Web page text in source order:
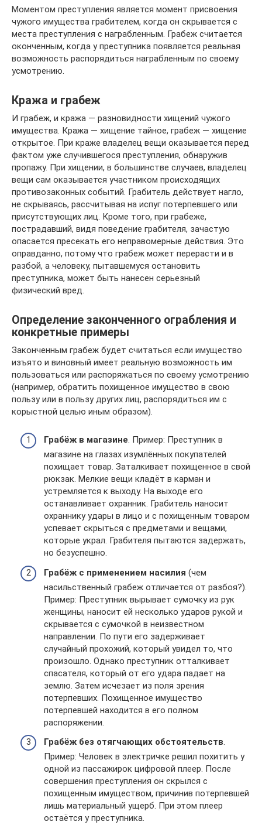
Моментом преступления является момент присвоения
чужого имущества грабителем, когда он скрывается с
места преступления с награбленным. Грабеж считается
оконченным, когда у преступника появляется реальная
возможность распорядиться награбленным по своему
усмотрению.
Кража и грабеж
И грабеж, и кража — разновидности хищений чужого
имущества. Кража — хищение тайное, грабеж — хищение
открытое. При краже владелец вещи оказывается перед
фактом уже случившегося преступления, обнаружив
пропажу. При хищении, в большинстве случаев, владелец
вещи сам оказывается участником происходящих
противозаконных событий. Грабитель действует нагло,
не скрываясь, рассчитывая на испуг потерпевшего или
присутствующих лиц. Кроме того, при грабеже,
пострадавший, видя поведение грабителя, зачастую
опасается пресекать его неправомерные действия. Это
оправданно, потому что грабеж может перерасти и в
разбой, а человеку, пытавшемуся остановить
преступника, может быть нанесен серьезный
физический вред.
Определение законченного ограбления и
конкретные примеры
Законченным грабеж будет считаться если имущество
изъято и виновный имеет реальную возможность им
пользоваться или распоряжаться по своему усмотрению
(например, обратить похищенное имущество в свою
пользу или в пользу других лиц, распорядиться им с
корыстной целью иным образом).
Грабёж в магазине. Пример: Преступник в
магазине на глазах изумлённых покупателей
похищает товар. Заталкивает похищенное в свой
рюкзак. Мелкие вещи кладёт в карман и
устремляется к выходу. На выходе его
останавливает охранник. Грабитель наносит
охраннику удары в лицо и с похищенным товаром
успевает скрыться с предметами и вещами,
которые украл. Грабителя пытаются задержать,
но безуспешно.
Грабёж с применением насилия (чем
насильственный грабеж отличается от разбоя?).
Пример: Преступник вырывает сумочку из рук
женщины, наносит ей несколько ударов рукой и
скрывается с сумочкой в неизвестном
направлении. По пути его задерживает
случайный прохожий, который увидел то, что
произошло. Однако преступник отталкивает
спасателя, который от его удара падает на
землю. Затем исчезает из поля зрения
потерпевших. Похищенное имущество
потерпевшей находится в его полном
распоряжении.
Грабёж без отягчающих обстоятельств.
Пример: Человек в электричке решил похитить у
одной из пассажирок цифровой плеер. После
совершения преступления он скрылся с
похищенным имуществом, причинив потерпевшей
лишь материальный ущерб. При этом плеер
остаётся у преступника.